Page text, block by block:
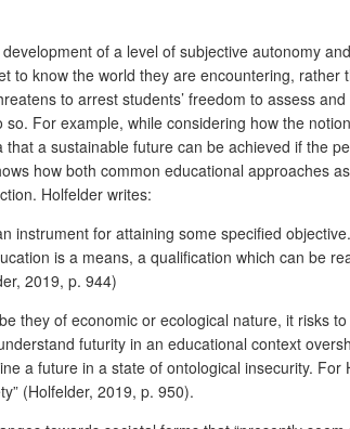
of a level of subjective autonomy
know the world they are encountering,
to arrest students’ freedom to assess
For example, while considering how the
a sustainable future can be achieved if the
how both common educational approaches
Holfelder writes:
for attaining some specified
is a means, a qualification which can be
2019, p. 944)
they of economic or ecological nature, it risks
futurity in an educational context
a future in a state of ontological insecurity.
(Holfelder, 2019, p. 950).